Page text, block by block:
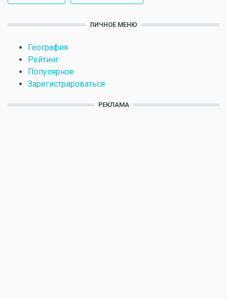
ЛИЧНОЕ МЕНЮ
География
Рейтинг
Популярное
Зарегистрироваться
РЕКЛАМА